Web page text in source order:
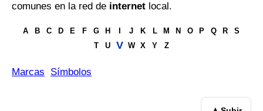
comunes en la red de internet local.
A B C D E F G H J K L M N O P Q R
S
T
U V W X Y Z
Marcas Símbolos